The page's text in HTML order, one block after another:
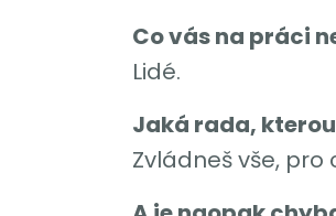
Co vás na práci
Lidé.
Jaká rada,
Zvládneš vše, pro